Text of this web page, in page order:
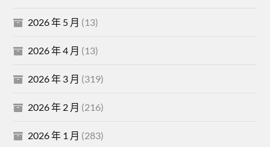
2026 年 5 月 (13)
2026 年 4 月 (13)
2026 年 3 月 (319)
2026 年 2 月 (216)
2026 年 1 月 (283)